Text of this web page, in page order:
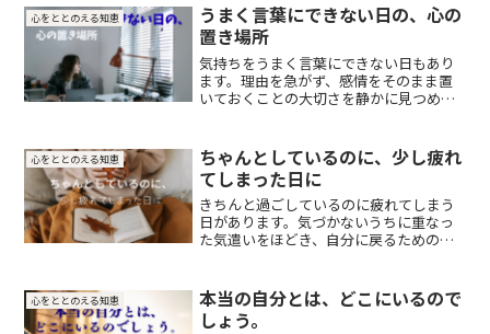
心をととのえる知恵
うまく言葉にできない日の、心の
置き場所
気持ちをうまく言葉にできない日もあり
ます。理由を急がず、感情をそのまま置
いておくことの大切さを静かに見つめる
心をととのえる知恵
ちゃんとしているのに、少し疲れ
てしまった日に
きちんと過ごしているのに疲れてしまう
日があります。気づかないうちに重なっ
た気遣いをほどき、自分に戻るための静
心をととのえる知恵
本当の自分とは、どこにいるので
しょう。